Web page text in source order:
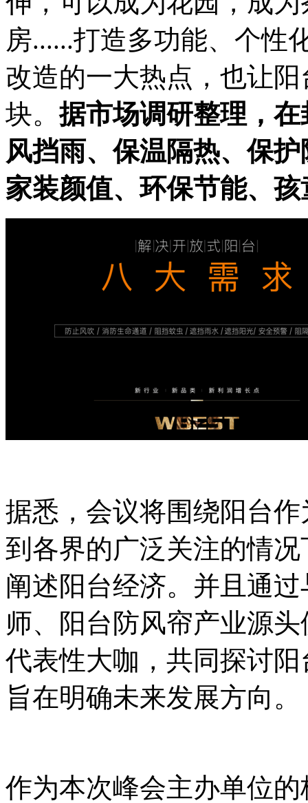
房......打造多功能、个性
改造的一大热点，也让
块。据市场调研整理，
风挡雨、保温隔热、保
家装颜值、环保节能、
据悉，会议将围绕阳台
到各界的广泛关注的情
阐述阳台经济。并且通
师、阳台防风帘产业源
代表性大咖，共同探讨
旨在明确未来发展方向。
作为本次峰会主办单位